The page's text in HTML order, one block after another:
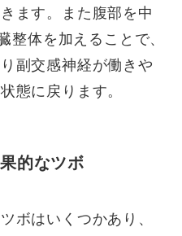
ます。また腹部を中
整体を加えることで、
副交感神経が働きや
態に戻ります。
的なツボ
ボはいくつかあり、